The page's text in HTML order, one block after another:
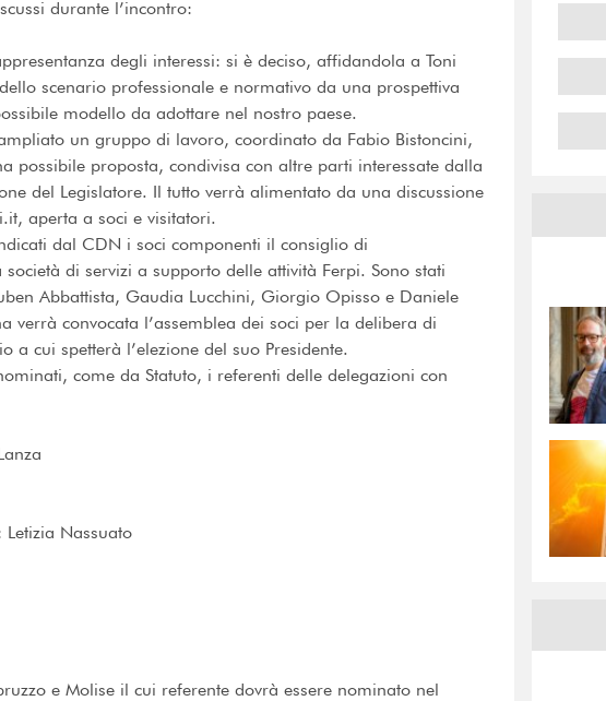
durante l’incontro:
degli interessi: si è deciso, affidandola a Toni
scenario professionale e normativo da una prospettiva
modello da adottare nel nostro paese.
un gruppo di lavoro, coordinato da Fabio Bistoncini,
possibile proposta, condivisa con altre parti interessate dalla
del Legislatore. Il tutto verrà alimentato da una discussione
aperta a soci e visitatori.
dal CDN i soci componenti il consiglio di
di servizi a supporto delle attività Ferpi. Sono stati
Abbattista, Gaudia Lucchini, Giorgio Opisso e Daniele
verrà convocata l’assemblea dei soci per la delibera di
a cui spetterà l’elezione del suo Presidente.
come da Statuto, i referenti delle delegazioni con
Nassuato
e Molise il cui referente dovrà essere nominato nel